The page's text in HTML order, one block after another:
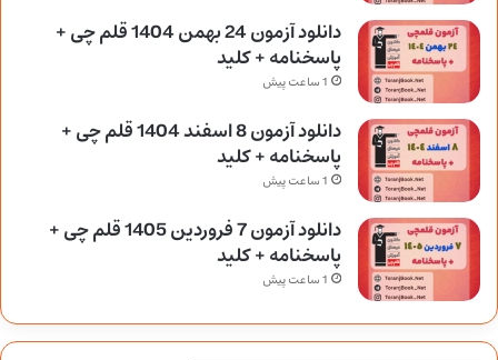
دانلود آزمون 24 بهمن 1404 قلم چی +
پاسخنامه + کلید
1 ساعت پیش
دانلود آزمون 8 اسفند 1404 قلم چی +
پاسخنامه + کلید
1 ساعت پیش
دانلود آزمون 7 فروردین 1405 قلم چی +
پاسخنامه + کلید
1 ساعت پیش